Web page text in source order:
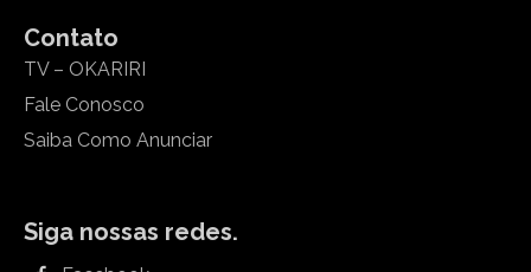
Contato
TV – OKARIRI
Fale Conosco
Saiba Como Anunciar
Siga nossas redes.